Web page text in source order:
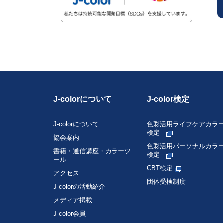
J-colorについて
J-colorについて
協会案内
書籍・通信講座・カラーツ
ール
アクセス
J-colorの活動紹介
メディア掲載
J-color会員
J-color検定
色彩活用ライフケアカラ
検定
色彩活用パーソナルカラ
検定
CBT検定
団体受検制度